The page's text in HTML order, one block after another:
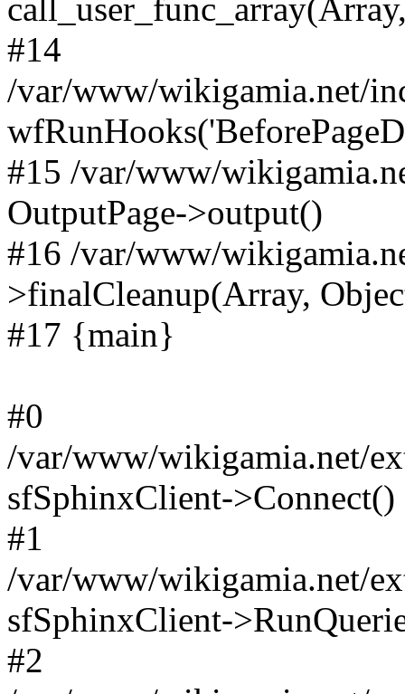
#14
/var/www/wikigamia.net/
#15 /var/www/
OutputPage->output()
#16 /var/www/
>finalCleanup(Array,
#17 {main}
#0
/var/www/wikigamia.net/
sfSphinxClient->Connect()
#1
/var/www/wikigamia.net/
sfSphinxClient-
#2